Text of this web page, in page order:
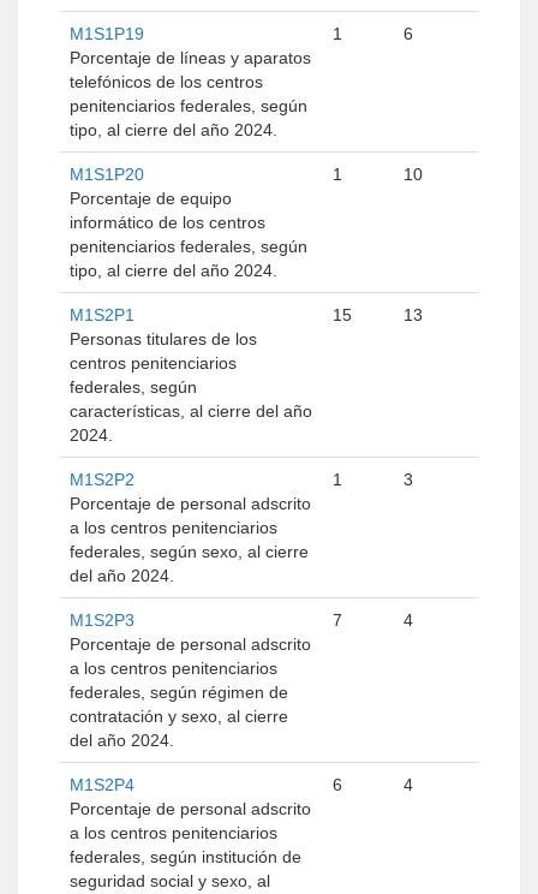
M1S1P19
Porcentaje de líneas y aparatos
telefónicos de los centros
penitenciarios federales, según
tipo, al cierre del año 2024.
1 6
M1S1P20
Porcentaje de equipo
informático de los centros
penitenciarios federales, según
tipo, al cierre del año 2024.
1 10
M1S2P1
Personas titulares de los
centros penitenciarios
federales, según
características, al cierre del año
2024.
15 13
M1S2P2
Porcentaje de personal adscrito
a los centros penitenciarios
federales, según sexo, al cierre
del año 2024.
1 3
M1S2P3
Porcentaje de personal adscrito
a los centros penitenciarios
federales, según régimen de
contratación y sexo, al cierre
del año 2024.
7 4
M1S2P4
Porcentaje de personal adscrito
a los centros penitenciarios
federales, según institución de
seguridad social y sexo, al
6 4